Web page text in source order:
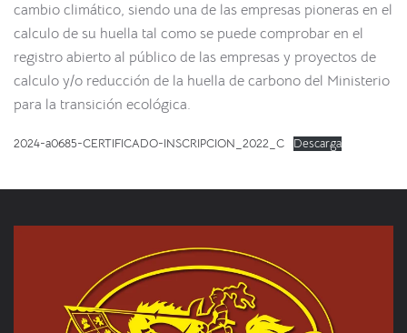
cambio climático, siendo una de las empresas pioneras en el
calculo de su huella tal como se puede comprobar en el
registro abierto al público de las empresas y proyectos de
calculo y/o reducción de la huella de carbono del Ministerio
para la transición ecológica.
2024-a0685-CERTIFICADO-INSCRIPCION_2022_C Descarga